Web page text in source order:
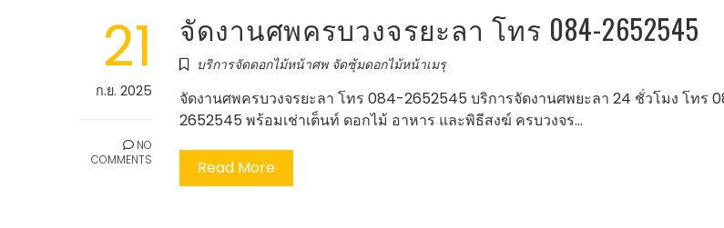
21
ก.ย. 2025
NO
COMMENTS
จัดงานศพครบวงจรยะลา โทร 084-2652545
บริการจัดดอกไม้หน้าศพ จัดซุ้มดอกไม้หน้าเมรุ
จัดงานศพครบวงจรยะลา โทร 084-2652545 บริการจัดงานศพยะลา 24 ชั่วโมง โทร
2652545 พร้อมเช่าเต็นท์ ดอกไม้ อาหาร และพิธีสงฆ์ ครบวงจร…
Read More